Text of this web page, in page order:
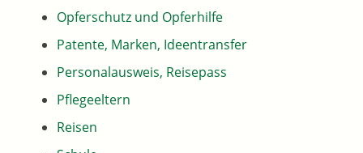
Opferschutz und Opferhilfe
Patente, Marken, Ideentransfer
Personalausweis, Reisepass
Pflegeeltern
Reisen